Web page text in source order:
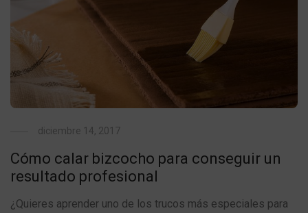
diciembre 14, 2017
Cómo calar bizcocho para conseguir un
resultado profesional
¿Quieres aprender uno de los trucos más especiales para